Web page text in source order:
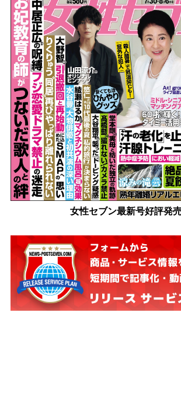
女性セブン最新号好評発